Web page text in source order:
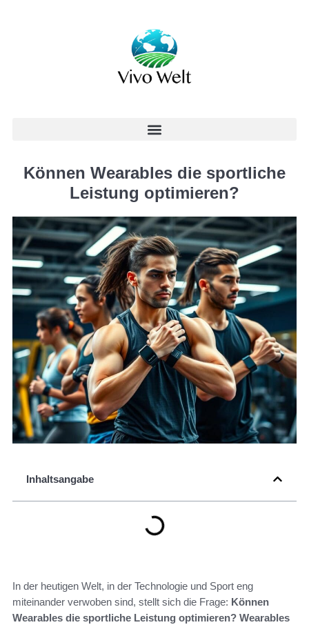
Können Wearables die sportliche
Leistung optimieren?
Inhaltsangabe
In der heutigen Welt, in der Technologie und Sport eng
miteinander verwoben sind, stellt sich die Frage: Können
Wearables die sportliche Leistung optimieren? Wearables